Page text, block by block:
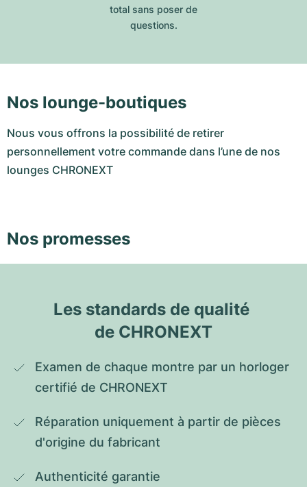
total sans poser de
questions.
Nos lounge-boutiques
Nous vous offrons la possibilité de retirer
personnellement votre commande dans l’une de nos
lounges CHRONEXT
Nos promesses
Les standards de qualité
de CHRONEXT
Examen de chaque montre par un horloger
certifié de CHRONEXT
Réparation uniquement à partir de pièces
d'origine du fabricant
Authenticité garantie